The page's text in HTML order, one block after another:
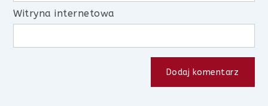
Witryna internetowa